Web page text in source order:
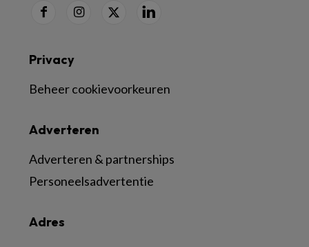
Adres
Adverteren
Adverteren & partnerships
Personeelsadvertentie
Privacy
Beheer cookievoorkeuren